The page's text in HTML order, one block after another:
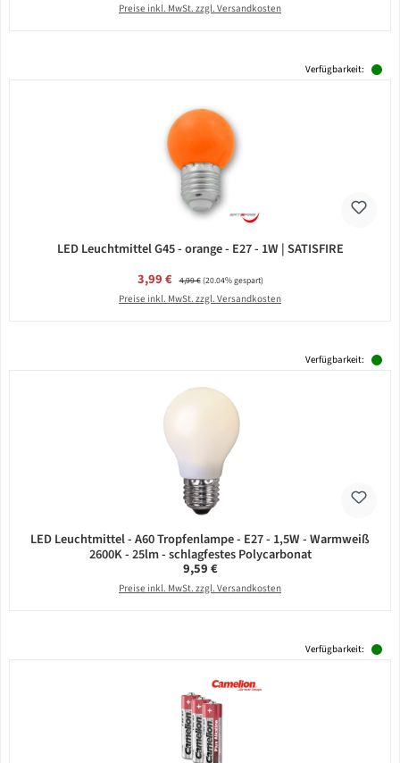
Preise inkl. MwSt. zzgl. Versandkosten
Verfügbarkeit:
LED Leuchtmittel G45 - orange - E27 - 1W | SATISFIRE
Verkaufspreis:
3,99 € Regulärer Preis:
4,99 €(20.04% gespart)
Preise inkl. MwSt. zzgl. Versandkosten
Verfügbarkeit:
LED Leuchtmittel - A60 Tropfenlampe - E27 - 1,5W - Warmweiß
2600K - 25lm - schlagfestes Polycarbonat
Regulärer Preis:
9,59 €
Preise inkl. MwSt. zzgl. Versandkosten
Verfügbarkeit: